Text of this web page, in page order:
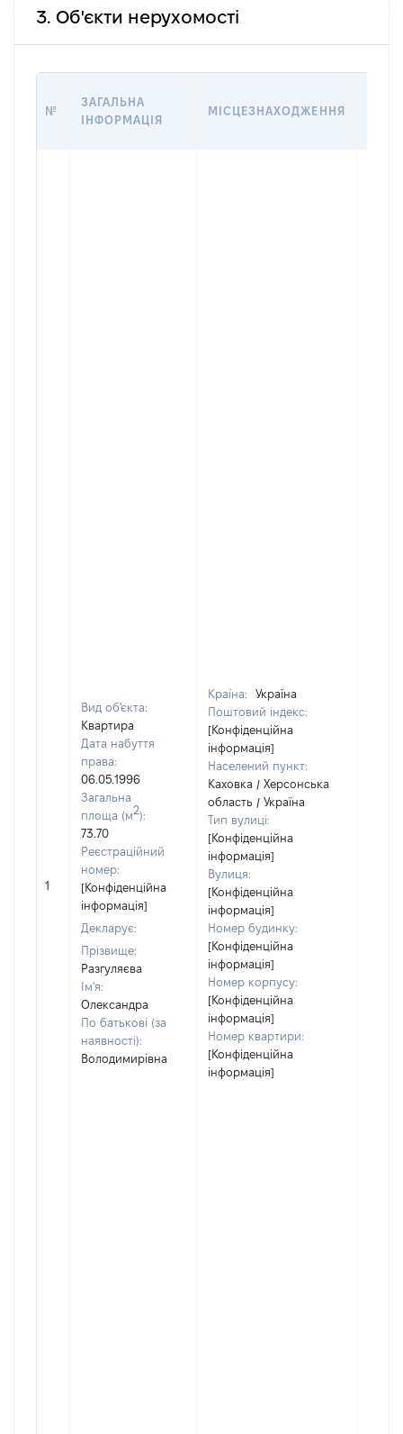
3. Об'єкти нерухомості
№
ЗАГАЛЬНА
ІНФОРМАЦІЯ
МІСЦЕЗНАХОДЖЕННЯ
1
Вид об'єкта:
Квартира
Дата набуття
права:
06.05.1996
Загальна
площа (м2):
73.70
Реєстраційний
номер:
[Конфіденційна
інформація]
Декларує:
Прізвище:
Разгуляєва
Ім'я:
Олександра
По батькові (за
наявності):
Володимирівна
Країна:
Україна
Поштовий індекс:
[Конфіденційна
інформація]
Населений пункт:
Каховка / Херсонська
область / Україна
Тип вулиці:
[Конфіденційна
інформація]
Вулиця:
[Конфіденційна
інформація]
Номер будинку:
[Конфіденційна
інформація]
Номер корпусу:
[Конфіденційна
інформація]
Номер квартири:
[Конфіденційна
інформація]